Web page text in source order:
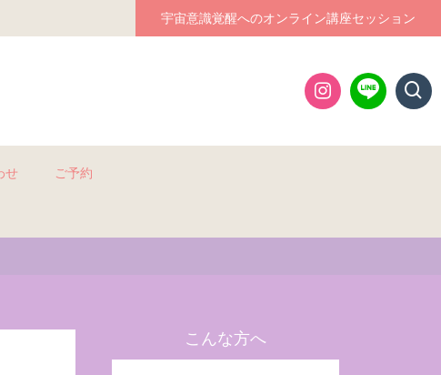
宇宙意識覚醒へのオンライン講座セッション
せ ご予約
こんな方へ